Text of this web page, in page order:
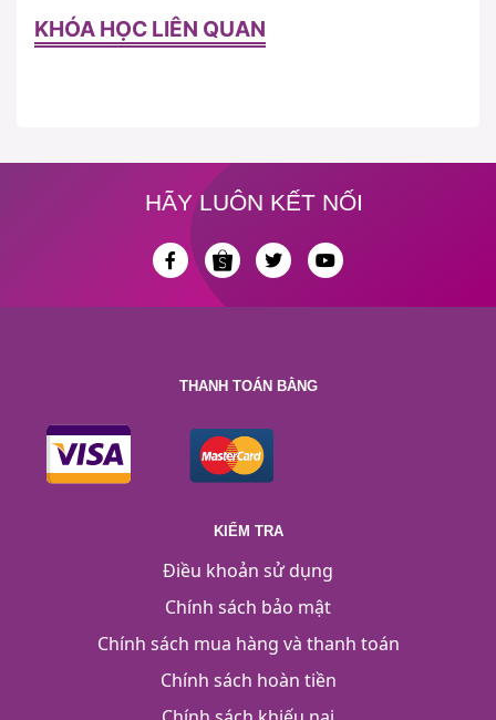
KHÓA HỌC LIÊN QUAN
HÃY LUÔN KẾT NỐI
THANH TOÁN BẰNG
KIỂM TRA
Điều khoản sử dụng
Chính sách bảo mật
Chính sách mua hàng và thanh toán
Chính sách hoàn tiền